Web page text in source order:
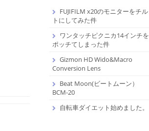
FUJIFILM x20のモニターをチル
トにしてみた件
ワンタッチピクニカ14インチを
ポッチてしまった件
Gizmon HD Wido&Macro
Conversion Lens
Beat Moon(ビートムーン）
BCM-20
自転車ダイエット始めました。